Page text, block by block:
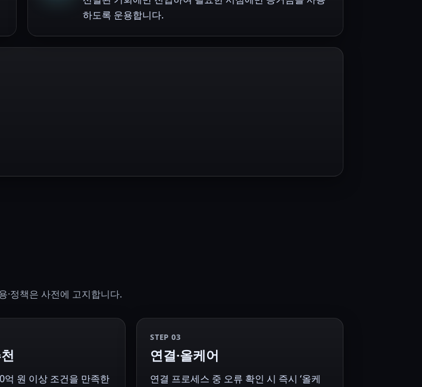
하도록 운용합니다.
·정책은 사전에 고지합니다.
억 원 이상 조건을 만족한
STEP 03
연결·올케어
연결 프로세스 중 오류 확인 시 즉시 ‘올케